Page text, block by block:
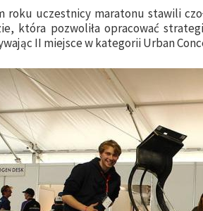
roku uczestnicy maratonu stawili
która pozwoliła opracować
II miejsce w kategorii Urban